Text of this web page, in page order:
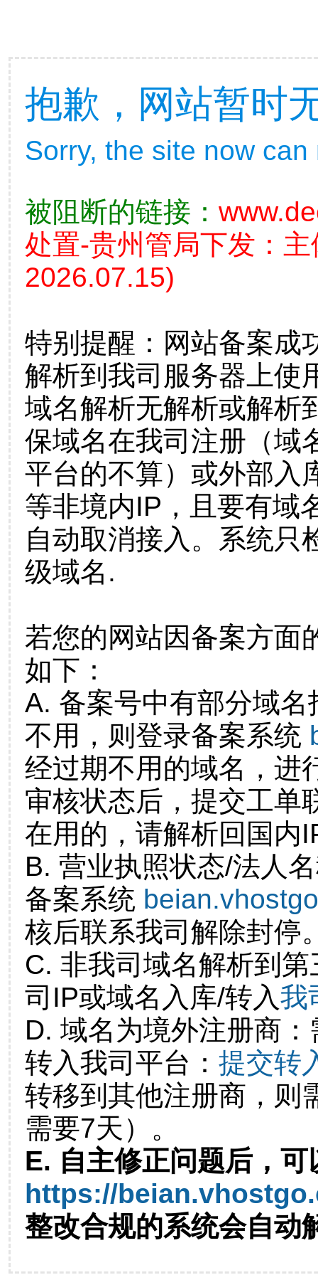
抱歉，网站暂时
Sorry, the site now
被阻断的链接：
处置-贵州管局下发：
2026.07.15)
特别提醒：网站备案成
解析到我司服务器上使
域名解析无解析或解析
保域名在我司注册（域
平台的不算）或外部入
等非境内IP，且要有域
自动取消接入。系统只
级域名.
若您的网站因备案方面
如下：
A. 备案号中有部分域
不用，则登录备案系统
经过期不用的域名，进
审核状态后，提交工单
在用的，请解析回国内
B. 营业执照状态/法人
备案系统
核后联系我司解除封停
C. 非我司域名解析到
司IP或域名入库/转入我
D. 域名为境外注册商
转入我司平台： 提交转
转移到其他注册商，则
需要7天）。
E. 自主修正问题后，可
https://
整改合规的系统会自动